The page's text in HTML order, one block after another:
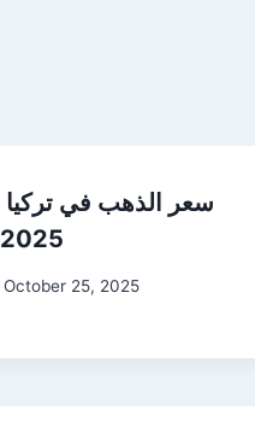
2025
October 25, 2025